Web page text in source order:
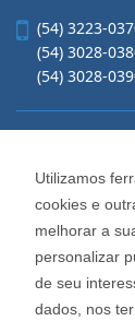
Utilizamos
cookies e
melhorar a
personalizar
de seu
dados, nos
(54) 3223-
(54) 3028-
(54) 3028-
Imobiliária
Rua Os
Caxias do